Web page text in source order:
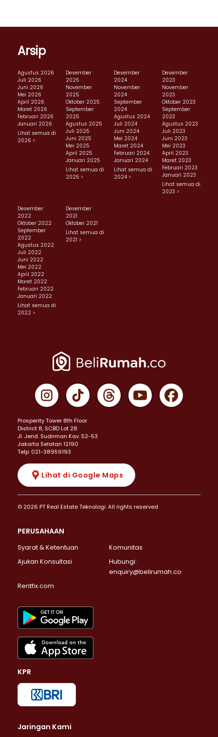
Arsip
Agustus 2026
Juli 2026
Juni 2026
Mei 2026
April 2026
Maret 2026
Februari 2026
Januari 2026
Lihat semua di
2026 >
Desember
2025
November
2025
Oktober 2025
September
2025
Agustus 2025
Juli 2025
Juni 2025
Mei 2025
April 2025
Januari 2025
Lihat semua di
2025 >
Desember
2024
November
2024
September
2024
Agustus 2024
Juli 2024
Juni 2024
Mei 2024
Maret 2024
Februari 2024
Januari 2024
Lihat semua di
2024 >
Desember
2023
November
2023
Oktober 2023
September
2023
Agustus 2023
Juli 2023
Juni 2023
Mei 2023
April 2023
Maret 2023
Februari 2023
Januari 2023
Lihat semua di
2023 >
Desember
2022
Oktober 2022
September
2022
Agustus 2022
Juli 2022
Juni 2022
Mei 2022
April 2022
Maret 2022
Februari 2022
Januari 2022
Lihat semua di
2022 >
Desember
2021
Oktober 2021
Lihat semua di
2021 >
Prosperity Tower 8th Floor
District 8, SCBD Lot 28
JI. Jend. Sudirman Kav. 52-53
Jakarta Selatan 12190
Telp: 021-38959193
Lihat di Google Maps
© 2026 PT Real Estate Teknologi. All rights reserved
PERUSAHAAN
Syarat & Ketentuan
Komunitas
Ajukan Konsultasi
Hubungi:
enquiry@belirumah.co
Rentfix.com
KPR
Jaringan Kami